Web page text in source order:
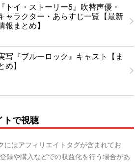
『トイ・ストーリー5』吹替声優・
ャラクター・あらすじ一覧【最新
報まとめ】
写『ブルーロック』キャスト【ま
め】
トで視聴
にはアフィリエイトタグが含まれてお
録や購入などでの収益化を行う場合があ